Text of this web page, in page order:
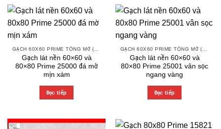
Gạch lát nền 60×60 và
80×80 Prime 25000 đá mờ
mịn xám
Đọc tiếp
Gạch lát nền 60×60 và
80×80 Prime 25001 vân sọc
ngang vàng
Đọc tiếp